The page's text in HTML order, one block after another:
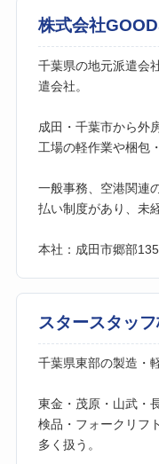
株式会社
千葉県の地元派遣会
遣会社。
成田・千葉市から外
工場の軽作業や梱包
一般事務、空港関連
払い制度があり、未
本社：成田市郷部
スタースタッ
千葉県東部の製造・
東金・茂原・山武・
検品・フォークリフ
多く扱う。